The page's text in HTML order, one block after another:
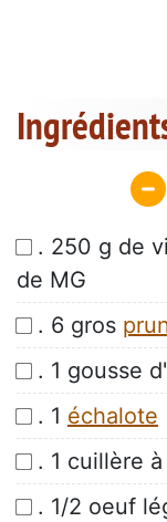
. 250 g de
de MG
. 6 gros
. 1 gousse d'
. 1 échalote
. 1 cuillère
. 1/2 oeuf